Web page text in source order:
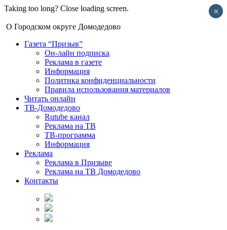
Taking too long? Close loading screen.
О Городском округе Домодедово
Газета “Призыв”
Он-лайн подписка
Реклама в газете
Информация
Политика конфиденциальности
Правила использования материалов
Читать онлайн
ТВ-Домодедово
Rutube канал
Реклама на ТВ
ТВ-программа
Информация
Реклама
Реклама в Призыве
Реклама на ТВ Домодедово
Контакты
×